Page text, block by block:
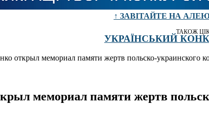
↑ ЗАВІТАЙТЕ НА
ТАКОЖ
УКРАЇНСЬКИЙ
открыл мемориал памяти жертв польско-украинского
мемориал памяти жертв